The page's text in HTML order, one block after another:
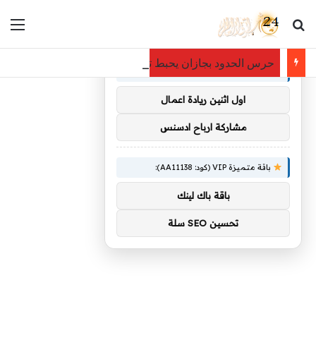
بحث عن
حرس الحدود بجازان يحبط تهريب 31,500 قرص خاضع لتنظيم التداول الطبي
توصيات :
باقة متميزة VIP (كود: AA38045):
اول اثنين ريادة اعمال
مشاركة ارباح ادسنس
باقة متميزة VIP (كود: AA11138):
باقة باك لينك
تحسين SEO سلة